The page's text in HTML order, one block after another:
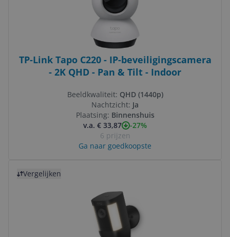
TP-Link Tapo C220 - IP-beveiligingscamera
- 2K QHD - Pan & Tilt - Indoor
Beeldkwaliteit: QHD (1440p)
Nachtzicht: Ja
Plaatsing: Binnenshuis
v.a. € 33,87
-27%
6 prijzen
Ga naar goedkoopste
Vergelijken